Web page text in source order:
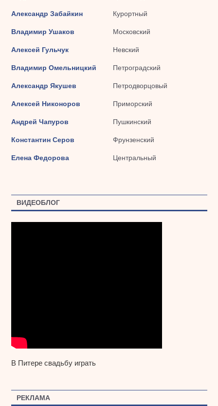
Александр Забайкин Курортный
Владимир Ушаков Московский
Алексей Гульчук Невский
Владимир Омельницкий Петроградский
Александр Якушев Петродворцовый
Алексей Никоноров Приморский
Андрей Чапуров Пушкинский
Константин Серов Фрунзенский
Елена Федорова Центральный
ВИДЕОБЛОГ
В Питере свадьбу играть
РЕКЛАМА